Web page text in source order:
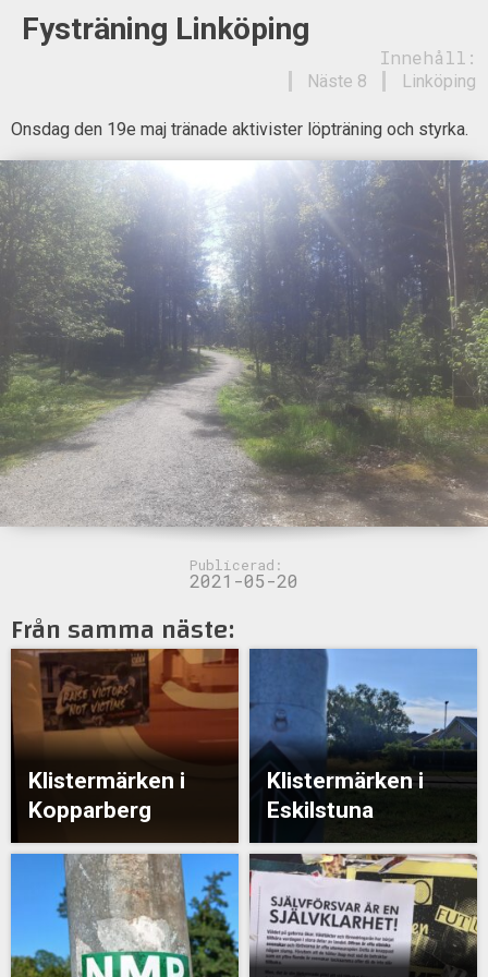
Fysträning Linköping
Innehåll:
Linköping
Näste 8
Onsdag den 19e maj tränade aktivister löpträning och styrka.
Publicerad:
2021-05-20
Från samma näste:
Klistermärken i
Kopparberg
Klistermärken i
Eskilstuna